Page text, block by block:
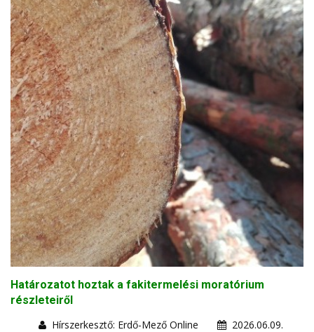
Határozatot hoztak a fakitermelési moratórium
részleteiről
Hírszerkesztő: Erdő-Mező Online
2026.06.09.